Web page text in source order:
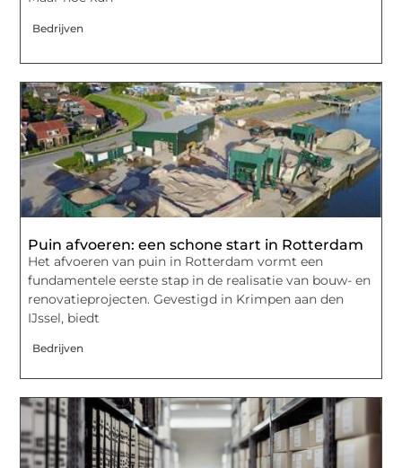
Bedrijven
Puin afvoeren: een schone start in Rotterdam
Het afvoeren van puin in Rotterdam vormt een
fundamentele eerste stap in de realisatie van bouw- en
renovatieprojecten. Gevestigd in Krimpen aan den
IJssel, biedt
Bedrijven